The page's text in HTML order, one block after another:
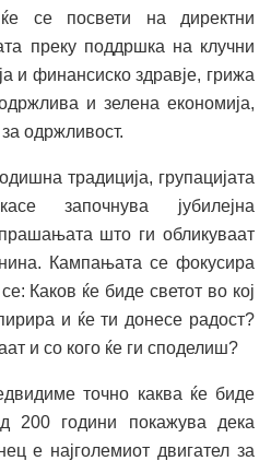
се посвети на директни
преку поддршка на клучни
и финансиско здравје, грижа
и зелена економија,
одржливост.
традиција, групацијата
започнува јубилејна
што ги обликуваат
Кампањата се фокусира
Каков ќе биде светот во кој
и ќе ти донесе радост?
и со кого ќе ги споделиш?
точно каква ќе биде
200 години покажува дека
е најголемиот двигател за